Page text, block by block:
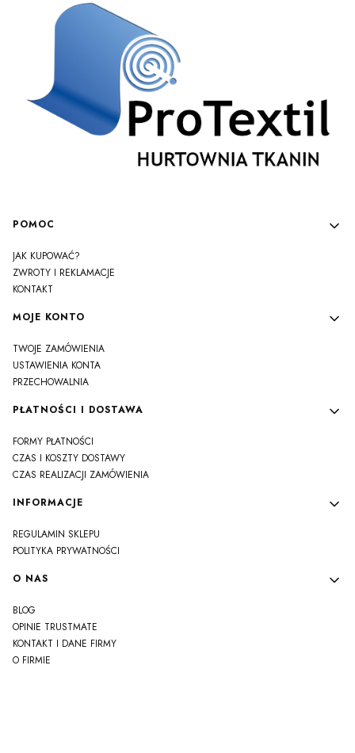
Linki w stopce
POMOC
JAK KUPOWAĆ?
ZWROTY I REKLAMACJE
KONTAKT
MOJE KONTO
TWOJE ZAMÓWIENIA
USTAWIENIA KONTA
PRZECHOWALNIA
PŁATNOŚCI I DOSTAWA
FORMY PŁATNOŚCI
CZAS I KOSZTY DOSTAWY
CZAS REALIZACJI ZAMÓWIENIA
INFORMACJE
REGULAMIN SKLEPU
POLITYKA PRYWATNOŚCI
O NAS
BLOG
OPINIE TRUSTMATE
KONTAKT I DANE FIRMY
O FIRMIE